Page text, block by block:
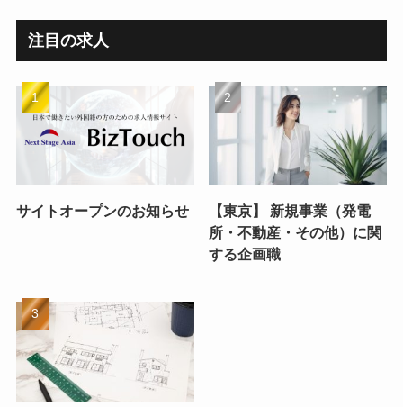
注目の求人
サイトオープンのお知らせ
【東京】 新規事業（発電
所・不動産・その他）に関
する企画職